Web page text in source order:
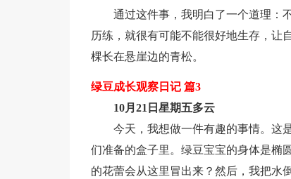
通过这件事，我明白了一个道理：
历练，就很有可能不能很好地生存，让
棵长在悬崖边的青松。
绿豆成长观察日记 篇3
10月21日星期五多云
今天，我想做一件有趣的事情。这
们准备的盒子里。绿豆宝宝的身体是椭
的花蕾会从这里冒出来？然后，我把水